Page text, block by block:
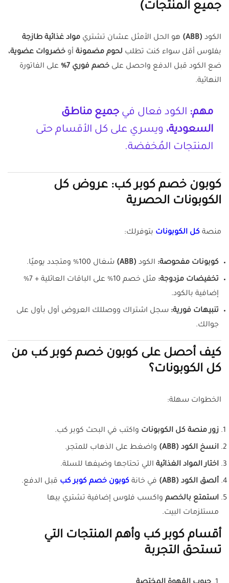
جميع المنتجات)
الكود (ABB) هو الحل الأمثل عشان تشتري مواد غذائية طازجة
بفلوس أقل سواء كنت تطلب لحوم مضمونة أو خضروات عضوية،
ضع الكود قبل الدفع واحصل على خصم فوري 7%
على الفاتورة
النهائية.
مهم: الكود فعال في جميع مناطق
السعودية، ويسري على كل الأقسام حتى
المنتجات المُخفضة.
كوبون خصم كوبر كب: عروض كل
الكوبونات الحصرية
منصة كل الكوبونات بتوفرلك:
كوبونات مفحوصة: الكود (ABB) شغال 100% ومتجدد يوميًا.
تخفيضات مزدوجة:
مثل خصم 10% على الباقات العائلية + 7%
إضافية بالكود.
تنبيهات فورية: سجل اشتراك ووصللك العروض أول بأول على
جوالك.
كيف أحصل على كوبون خصم كوبر كب من
كل الكوبونات؟
الخطوات سهلة:
زور منصة كل الكوبونات واكتب في البحث كوبر كب.
انسخ الكود (ABB) واضغط على الذهاب للمتجر.
اختار المواد الغذائية اللي تحتاجها وضيفها للسلة.
ألصق الكود (ABB) في خانة كوبون خصم كوبر كب قبل الدفع.
استمتع بالخصم واكسب فلوس إضافية تشتري بيها
مستلزمات البيت.
أقسام كوبر كب وأهم المنتجات التي
تستحق التجربة